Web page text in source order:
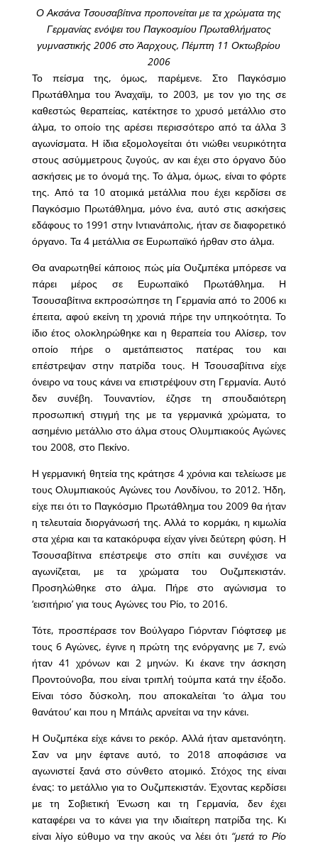
Ο Ακσάνα Τσουσαβίτινα προπονείται με τα χρώματα της
Γερμανίας ενόψει του Παγκοσμίου Πρωταθλήματος
γυμναστικής 2006 στο Άαρχους, Πέμπτη 11 Οκτωβρίου
2006
Το πείσμα της, όμως, παρέμενε. Στο Παγκόσμιο
Πρωτάθλημα του Άναχαϊμ, το 2003, με τον γιο της σε
καθεστώς θεραπείας, κατέκτησε το χρυσό μετάλλιο στο
άλμα, το οποίο της αρέσει περισσότερο από τα άλλα 3
αγωνίσματα. Η ίδια εξομολογείται ότι νιώθει νευρικότητα
στους ασύμμετρους ζυγούς, αν και έχει στο όργανο δύο
ασκήσεις με το όνομά της. Το άλμα, όμως, είναι το φόρτε
της. Από τα 10 ατομικά μετάλλια που έχει κερδίσει σε
Παγκόσμιο Πρωτάθλημα, μόνο ένα, αυτό στις ασκήσεις
εδάφους το 1991 στην Ιντιανάπολις, ήταν σε διαφορετικό
όργανο. Τα 4 μετάλλια σε Ευρωπαϊκό ήρθαν στο άλμα.
Θα αναρωτηθεί κάποιος πώς μία Ουζμπέκα μπόρεσε να
πάρει μέρος σε Ευρωπαϊκό Πρωτάθλημα. Η
Τσουσαβίτινα εκπροσώπησε τη Γερμανία από το 2006 κι
έπειτα, αφού εκείνη τη χρονιά πήρε την υπηκοότητα. Το
ίδιο έτος ολοκληρώθηκε και η θεραπεία του Αλίσερ, τον
οποίο πήρε ο αμετάπειστος πατέρας του και
επέστρεψαν στην πατρίδα τους. Η Τσουσαβίτινα είχε
όνειρο να τους κάνει να επιστρέψουν στη Γερμανία. Αυτό
δεν συνέβη. Τουναντίον, έζησε τη σπουδαιότερη
προσωπική στιγμή της με τα γερμανικά χρώματα, το
ασημένιο μετάλλιο στο άλμα στους Ολυμπιακούς Αγώνες
του 2008, στο Πεκίνο.
Η γερμανική θητεία της κράτησε 4 χρόνια και τελείωσε με
τους Ολυμπιακούς Αγώνες του Λονδίνου, το 2012. Ήδη,
είχε πει ότι το Παγκόσμιο Πρωτάθλημα του 2009 θα ήταν
η τελευταία διοργάνωσή της. Αλλά το κορμάκι, η κιμωλία
στα χέρια και τα κατακόρυφα είχαν γίνει δεύτερη φύση. Η
Τσουσαβίτινα επέστρεψε στο σπίτι και συνέχισε να
αγωνίζεται, με τα χρώματα του Ουζμπεκιστάν.
Προσηλώθηκε στο άλμα. Πήρε στο αγώνισμα το
‘εισιτήριο’ για τους Αγώνες του Ρίο, το 2016.
Τότε, προσπέρασε τον Βούλγαρο Γιόρνταν Γιόφτσεφ με
τους 6 Αγώνες, έγινε η πρώτη της ενόργανης με 7, ενώ
ήταν 41 χρόνων και 2 μηνών. Κι έκανε την άσκηση
Προντούνοβα, που είναι τριπλή τούμπα κατά την έξοδο.
Είναι τόσο δύσκολη, που αποκαλείται ‘το άλμα του
θανάτου’ και που η Μπάιλς αρνείται να την κάνει.
Η Ουζμπέκα είχε κάνει το ρεκόρ. Αλλά ήταν αμετανόητη.
Σαν να μην έφτανε αυτό, το 2018 αποφάσισε να
αγωνιστεί ξανά στο σύνθετο ατομικό. Στόχος της είναι
ένας: το μετάλλιο για το Ουζμπεκιστάν. Έχοντας κερδίσει
με τη Σοβιετική Ένωση και τη Γερμανία, δεν έχει
καταφέρει να το κάνει για την ιδιαίτερη πατρίδα της. Κι
είναι λίγο εύθυμο να την ακούς να λέει ότι “μετά το Ρίο